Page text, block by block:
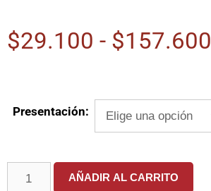
$29.100 - $157.600
Presentación:
AÑADIR AL CARRITO